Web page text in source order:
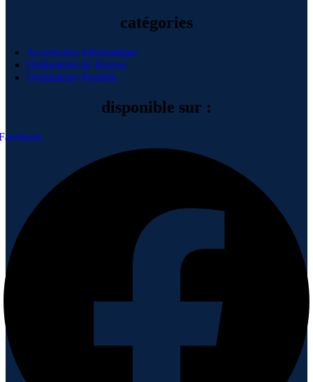
catégories
Accessoires informatique
Ordinateurs de Bureau
Ordinateurs Portable
disponible sur :